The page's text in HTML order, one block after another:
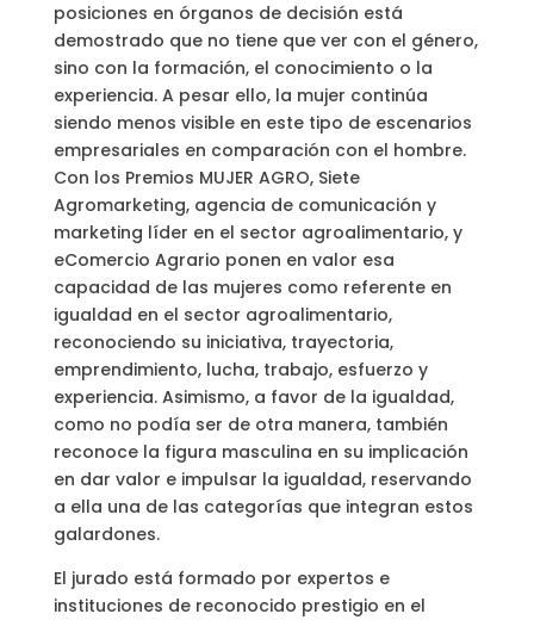
posiciones en órganos de decisión está
demostrado que no tiene que ver con el género,
sino con la formación, el conocimiento o la
experiencia. A pesar ello, la mujer continúa
siendo menos visible en este tipo de escenarios
empresariales en comparación con el hombre.
Con los Premios MUJER AGRO, Siete
Agromarketing, agencia de comunicación y
marketing líder en el sector agroalimentario, y
eComercio Agrario ponen en valor esa
capacidad de las mujeres como referente en
igualdad en el sector agroalimentario,
reconociendo su iniciativa, trayectoria,
emprendimiento, lucha, trabajo, esfuerzo y
experiencia. Asimismo, a favor de la igualdad,
como no podía ser de otra manera, también
reconoce la figura masculina en su implicación
en dar valor e impulsar la igualdad, reservando
a ella una de las categorías que integran estos
galardones.
El jurado está formado por expertos e
instituciones de reconocido prestigio en el